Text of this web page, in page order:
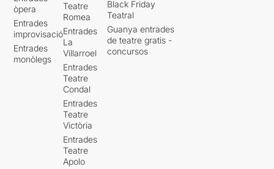
òpera
Entrades
improvisació
Entrades
monòlegs
Teatre
Romea
Entrades
La
Villarroel
Entrades
Teatre
Condal
Entrades
Teatre
Victòria
Entrades
Teatre
Apolo
Black Friday
Teatral
Guanya entrades
de teatre gratis -
concursos